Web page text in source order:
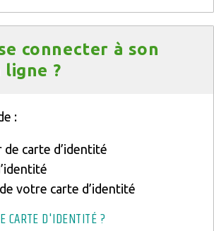
connecter à son
ligne ?
:
carte d’identité
votre carte d’identité
CARTE D'IDENTITÉ ?